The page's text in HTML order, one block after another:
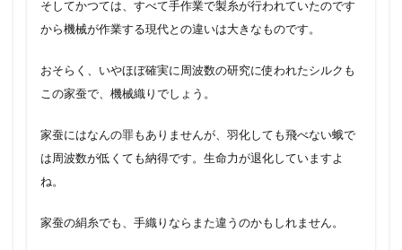
そしてかつては、すべて手作業で製糸が行われていたのです
から機械が作業する現代との違いは大きなものです。
おそらく、いやほぼ確実に周波数の研究に使われたシルクも
この家蚕で、機械織りでしょう。
家蚕にはなんの罪もありませんが、羽化しても飛べない蛾で
は周波数が低くても納得です。生命力が退化していますよ
ね。
家蚕の絹糸でも、手織りならまた違うのかもしれません。